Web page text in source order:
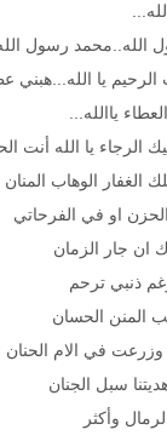
الله..محمد رسول
يا الله...هبني
ياالله...
الرجاء يا الله أنت
الغفار الوهاب المنان
او في الفرحاتي
ان جار الزمان
ذنبي ترحم
المنن الحسان
في الام الحنان
سبل الجنان
وأكثر